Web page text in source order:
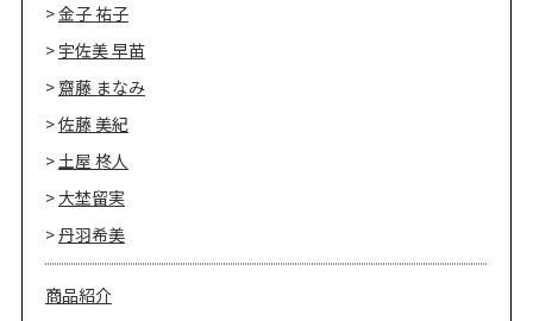
金子 祐子
宇佐美 早苗
齋藤 まなみ
佐藤 美紀
土屋 柊人
大埜留実
丹羽希美
商品紹介